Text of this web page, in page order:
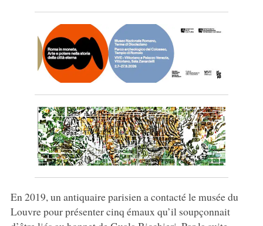
En 2019, un antiquaire parisien a contacté le musée du
Louvre pour présenter cinq émaux qu’il soupçonnait